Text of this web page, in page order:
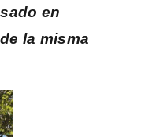
en
la misma